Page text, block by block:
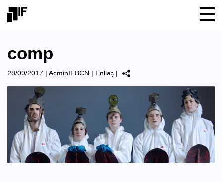
comp
28/09/2017 | AdminIFBCN | Enllaç |